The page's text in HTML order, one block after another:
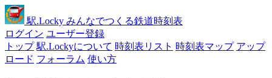
駅.Locky みんなでつくる鉄道時刻表
ログイン ユーザー登録
トップ 駅.Lockyについて 時刻表リスト 時刻表マップ アップ
ロード フォーラム 使い方